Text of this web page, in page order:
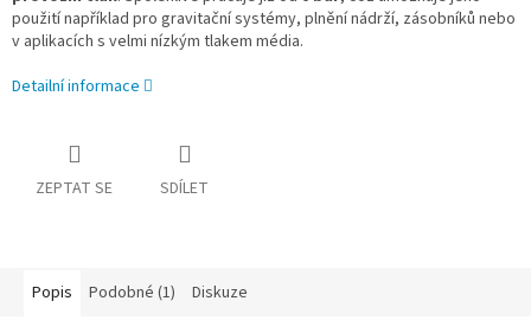
použití například pro gravitační systémy, plnění nádrží, zásobníků nebo
v aplikacích s velmi nízkým tlakem média.
Detailní informace
ZEPTAT SE SDÍLET
Popis Podobné (1) Diskuze